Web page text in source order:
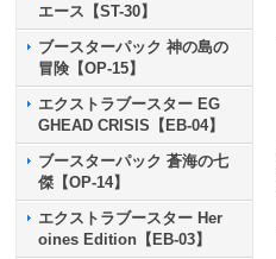
エース【ST-30】
ブースターパック 神の島の
冒険【OP-15】
エクストラブースター EG
GHEAD CRISIS【EB-04】
ブースターパック 蒼海の七
傑【OP-14】
エクストラブースター Her
oines Edition【EB-03】